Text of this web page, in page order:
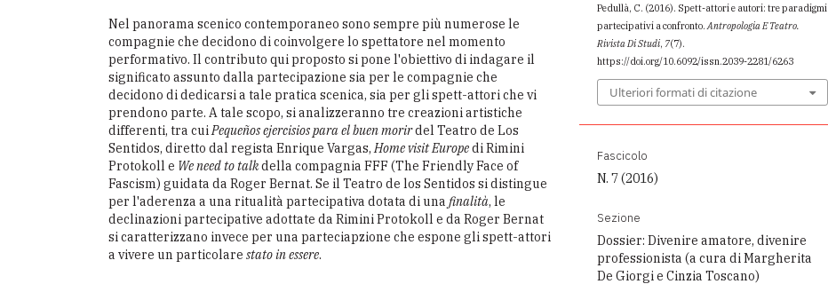
Nel panorama scenico contemporaneo sono sempre più numerose le
compagnie che decidono di coinvolgere lo spettatore nel momento
performativo. Il contributo qui proposto si pone l'obiettivo di indagare il
significato assunto dalla partecipazione sia per le compagnie che
decidono di dedicarsi a tale pratica scenica, sia per gli spett-attori che vi
prendono parte. A tale scopo, si analizzeranno tre creazioni artistiche
differenti, tra cuiPequeños ejercisios para el buen morirdel Teatro de Los
Sentidos, diretto dal regista Enrique Vargas,Home visit Europedi Rimini
Protokoll e We need to talkdella compagnia FFF (The Friendly Face of
Fascism) guidata da Roger Bernat. Se il Teatro de los Sentidos si distingue
per l'aderenza a una ritualità partecipativa dotata di una finalità, le
declinazioni partecipative adottate da Rimini Protokoll e da Roger Bernat
si caratterizzano invece per una parteciapzione che espone gli spett-attori
a vivere un particolare stato in essere.
Pedullà, C. (2016). Spett-attori e autori: tre paradigmi
partecipativi a confronto.Antropologia E Teatro.
Rivista Di Studi, 7(7).
https://doi.org/10.6092/issn.2039-2281/6263
Ulteriori formati di citazione
Fascicolo
N. 7 (2016)
Sezione
Dossier: Divenire amatore, divenire
professionista (a cura di Margherita
De Giorgi e Cinzia Toscano)